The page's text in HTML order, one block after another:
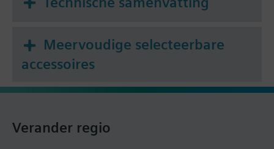
Meervoudige selecteerbare
accessoires
Verander regio